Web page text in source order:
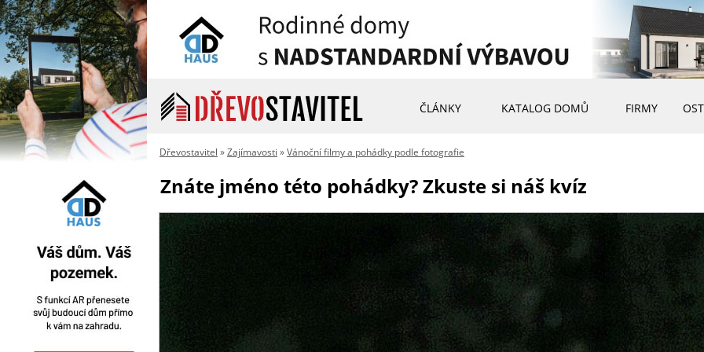
ČLÁNKY KATALOG DOMŮ FIRMY
Dřevostavitel »Zajímavosti »Vánoční filmy a pohádky podle fotografie
Znáte jméno této pohádky? Zkuste si náš kvíz